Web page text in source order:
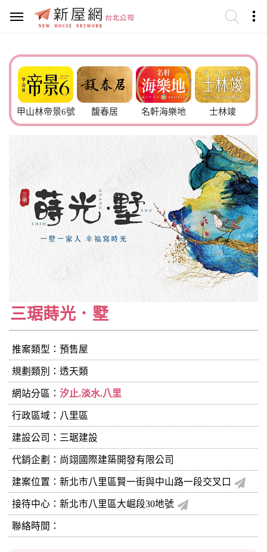
甲山林帝景6號 馥春居 名軒海樂地 士林竣
三琚蒔光．墅
推案類型：預售屋
規劃類別：透天類
網站分區： 汐止.淡水.八里
行政區域：八里區
建設公司： 三琚建設
代銷企劃：尚翊國際建築開發有限公司
建案位置：新北市八里區賢一街與中山路一段交叉口
接待中心：新北市八里區大崛段30地號
聯絡時間：